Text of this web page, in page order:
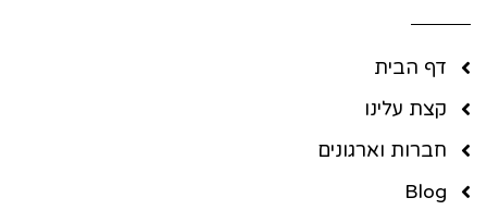
דף הבית
קצת עלינו
חברות וארגונים
Blog